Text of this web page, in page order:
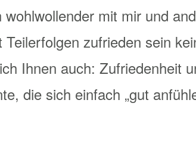
mit mir und
zufrieden sein
Ihnen auch: Zufriedenheit
die sich einfach „gut